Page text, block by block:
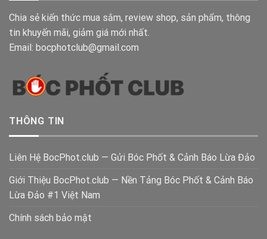
Chia sẻ kiến thức mua sắm, review shop, sản phẩm, thông
tin khuyến mãi, giảm giá mới nhất.
Email: bocphotclub@gmail.com
THÔNG TIN
Liên Hệ BocPhot.club — Gửi Bóc Phốt & Cảnh Báo Lừa Đảo
Giới Thiệu BocPhot.club — Nền Tảng Bóc Phốt & Cảnh Báo
Lừa Đảo #1 Việt Nam
Chính sách bảo mật